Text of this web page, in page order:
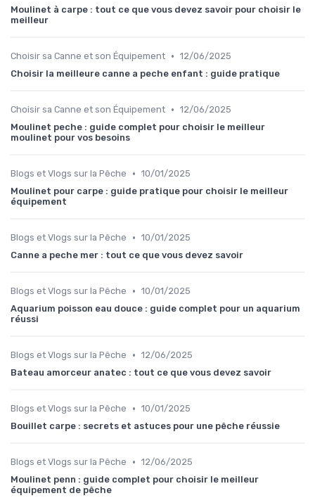
Moulinet à carpe : tout ce que vous devez savoir pour choisir le
meilleur
Choisir sa Canne et son Équipement • 12/06/2025
Choisir la meilleure canne a peche enfant : guide pratique
Choisir sa Canne et son Équipement • 12/06/2025
Moulinet peche : guide complet pour choisir le meilleur
moulinet pour vos besoins
Blogs et Vlogs sur la Pêche • 10/01/2025
Moulinet pour carpe : guide pratique pour choisir le meilleur
équipement
Blogs et Vlogs sur la Pêche • 10/01/2025
Canne a peche mer : tout ce que vous devez savoir
Blogs et Vlogs sur la Pêche • 10/01/2025
Aquarium poisson eau douce : guide complet pour un aquarium
réussi
Blogs et Vlogs sur la Pêche • 12/06/2025
Bateau amorceur anatec : tout ce que vous devez savoir
Blogs et Vlogs sur la Pêche • 10/01/2025
Bouillet carpe : secrets et astuces pour une pêche réussie
Blogs et Vlogs sur la Pêche • 12/06/2025
Moulinet penn : guide complet pour choisir le meilleur
équipement de pêche